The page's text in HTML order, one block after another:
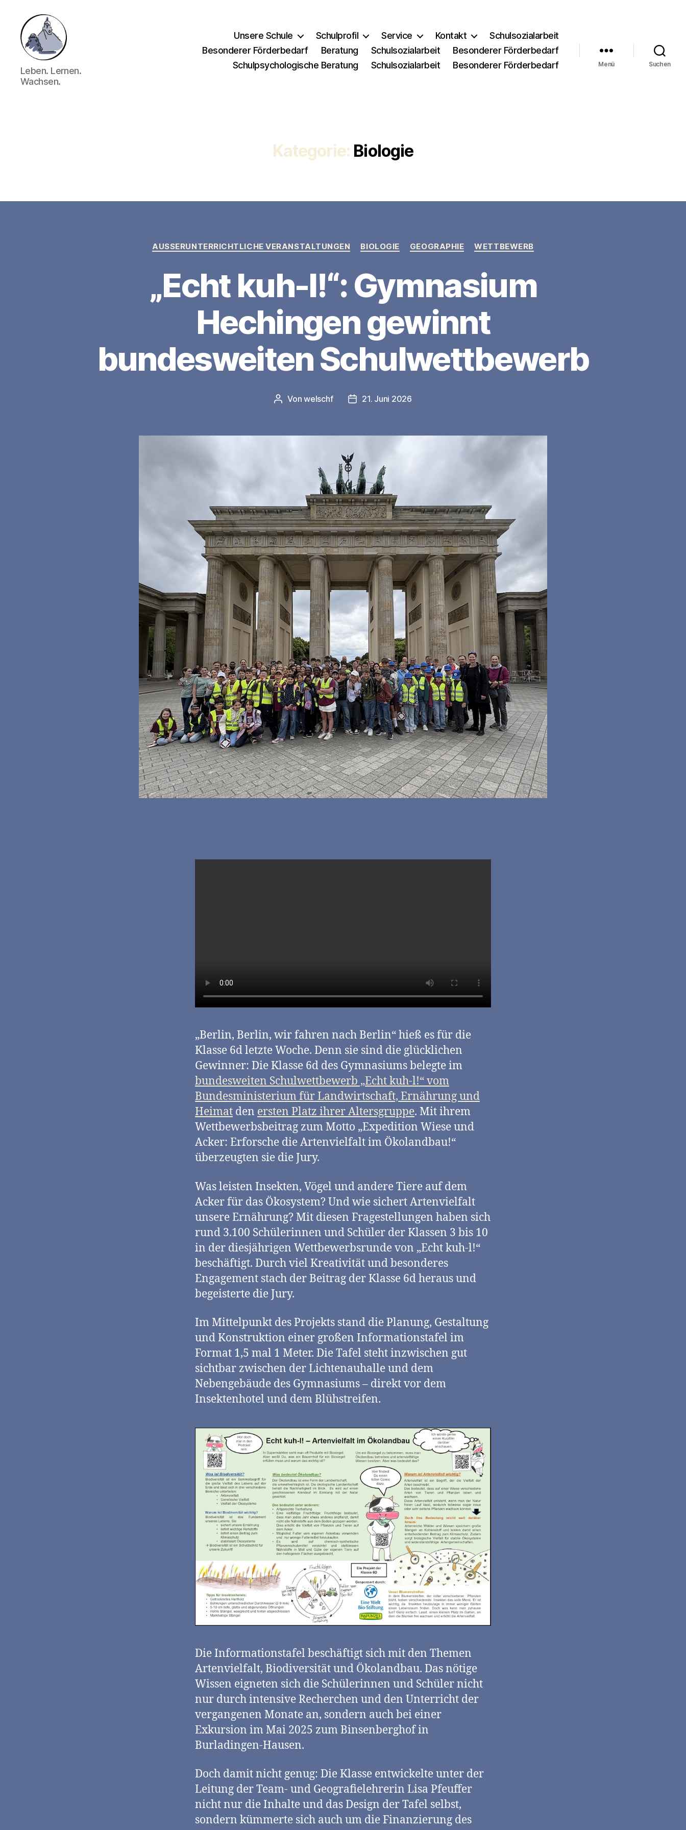
Gymnasium
Hechingen
Leben. Lernen.
Wachsen.
Unsere Schule Schulprofil Service Kontakt
Schulsozialarbeit
Besonderer Förderbedarf
Beratung Schulsozialarbeit
Besonderer Förderbedarf
Schulpsychologische Beratung
Schulsozialarbeit Besonderer Förderbedarf Menü Suchen
Kategorie: Biologie
Kategorien
AUSSERUNTERRICHTLICHE VERANSTALTUNGEN BIOLOGIE GEOGRAPHIE WETTBEWERB
„Echt kuh-l!“: Gymnasium
Hechingen gewinnt
bundesweiten Schulwettbewerb
Beitragsautor
Vonwelschf Veröffentlichungsdatum
21. Juni 2026
„Berlin, Berlin, wir fahren nach Berlin“ hieß es für die
Klasse 6d letzte Woche. Denn sie sind die glücklichen
Gewinner: Die Klasse 6d des Gymnasiums belegte im
bundesweiten Schulwettbewerb „Echt kuh-l!“ vom
Bundesministerium für Landwirtschaft, Ernährung und
Heimat den ersten Platz ihrer Altersgruppe. Mit ihrem
Wettbewerbsbeitrag zum Motto „Expedition Wiese und
Acker: Erforsche die Artenvielfalt im Ökolandbau!“
überzeugten sie die Jury.
Was leisten Insekten, Vögel und andere Tiere auf dem
Acker für das Ökosystem? Und wie sichert Artenvielfalt
unsere Ernährung? Mit diesen Fragestellungen haben sich
rund 3.100 Schülerinnen und Schüler der Klassen 3 bis 10
in der diesjährigen Wettbewerbsrunde von „Echt kuh-l!“
beschäftigt. Durch viel Kreativität und besonderes
Engagement stach der Beitrag der Klasse 6d heraus und
begeisterte die Jury.
Im Mittelpunkt des Projekts stand die Planung, Gestaltung
und Konstruktion einer großen Informationstafel im
Format 1,5 mal 1 Meter. Die Tafel steht inzwischen gut
sichtbar zwischen der Lichtenauhalle und dem
Nebengebäude des Gymnasiums – direkt vor dem
Insektenhotel und dem Blühstreifen.
Die Informationstafel beschäftigt sich mit den Themen
Artenvielfalt, Biodiversität und Ökolandbau. Das nötige
Wissen eigneten sich die Schülerinnen und Schüler nicht
nur durch intensive Recherchen und den Unterricht der
vergangenen Monate an, sondern auch bei einer
Exkursion im Mai 2025 zum Binsenberghof in
Burladingen-Hausen.
Doch damit nicht genug: Die Klasse entwickelte unter der
Leitung der Team- und Geografielehrerin Lisa Pfeuffer
nicht nur die Inhalte und das Design der Tafel selbst,
sondern kümmerte sich auch um die Finanzierung des